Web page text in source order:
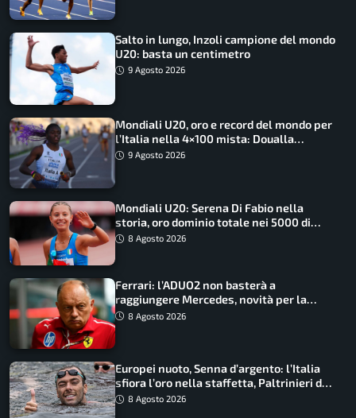
Salto in lungo, Inzoli campione del mondo
U20: basta un centimetro
9 Agosto 2026
Mondiali U20, oro e record del mondo per
l’Italia nella 4×100 mista: Doualla
straordinaria
9 Agosto 2026
Mondiali U20: Serena Di Fabio nella
storia, oro dominio totale nei 5000 di
marcia
8 Agosto 2026
Ferrari: l’ADUO2 non basterà a
raggiungere Mercedes, novità per la
Macarena
8 Agosto 2026
Europei nuoto, Senna d’argento: l’Italia
sfiora l’oro nella staffetta, Paltrinieri da
urlo, il bilancio azzurro
8 Agosto 2026